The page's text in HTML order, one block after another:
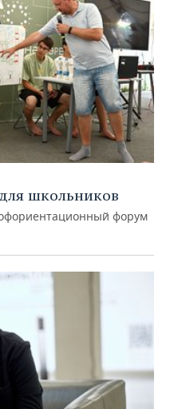
школьников
форум